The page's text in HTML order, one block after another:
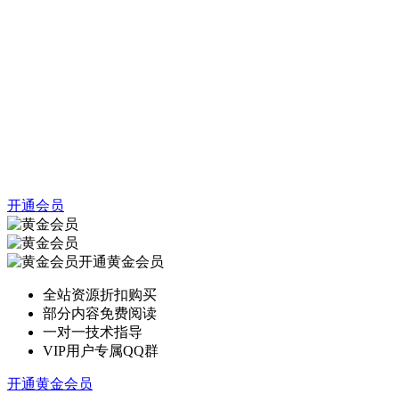
开通会员
开通黄金会员
全站资源折扣购买
部分内容免费阅读
一对一技术指导
VIP用户专属QQ群
开通黄金会员